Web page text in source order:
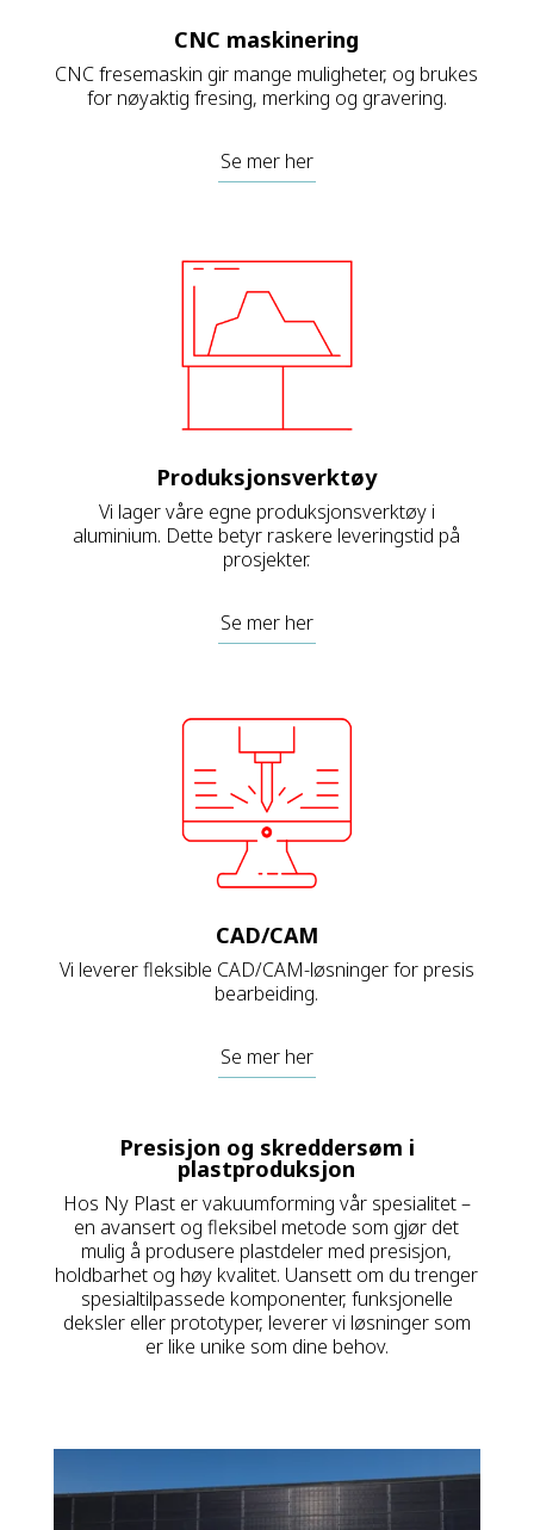
CNC maskinering
CNC fresemaskin gir mange muligheter, og brukes
for nøyaktig fresing, merking og gravering.
Se mer her
Produksjonsverktøy
Vi lager våre egne produksjonsverktøy i
aluminium. Dette betyr raskere leveringstid på
prosjekter.
Se mer her
CAD/CAM
Vi leverer fleksible CAD/CAM-løsninger for presis
bearbeiding.
Se mer her
Presisjon og skreddersøm i
plastproduksjon
Hos Ny Plast er vakuumforming vår spesialitet –
en avansert og fleksibel metode som gjør det
mulig å produsere plastdeler med presisjon,
holdbarhet og høy kvalitet. Uansett om du trenger
spesialtilpassede komponenter, funksjonelle
deksler eller prototyper, leverer vi løsninger som
er like unike som dine behov.